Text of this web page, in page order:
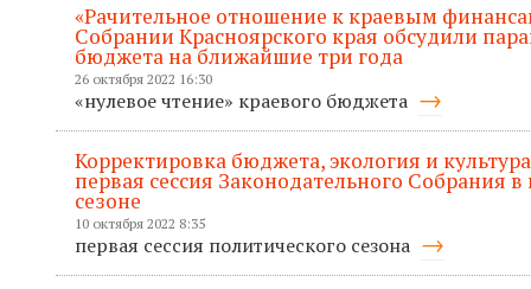
«Рачительное отношение к краевым
Собрании Красноярского края обсудили
бюджета на ближайшие три года
26 октября 2022 16:30
«нулевое чтение» краевого бюджета
Корректировка бюджета, экология и
первая сессия Законодательного Собрания
сезоне
10 октября 2022 8:35
первая сессия политического сезона